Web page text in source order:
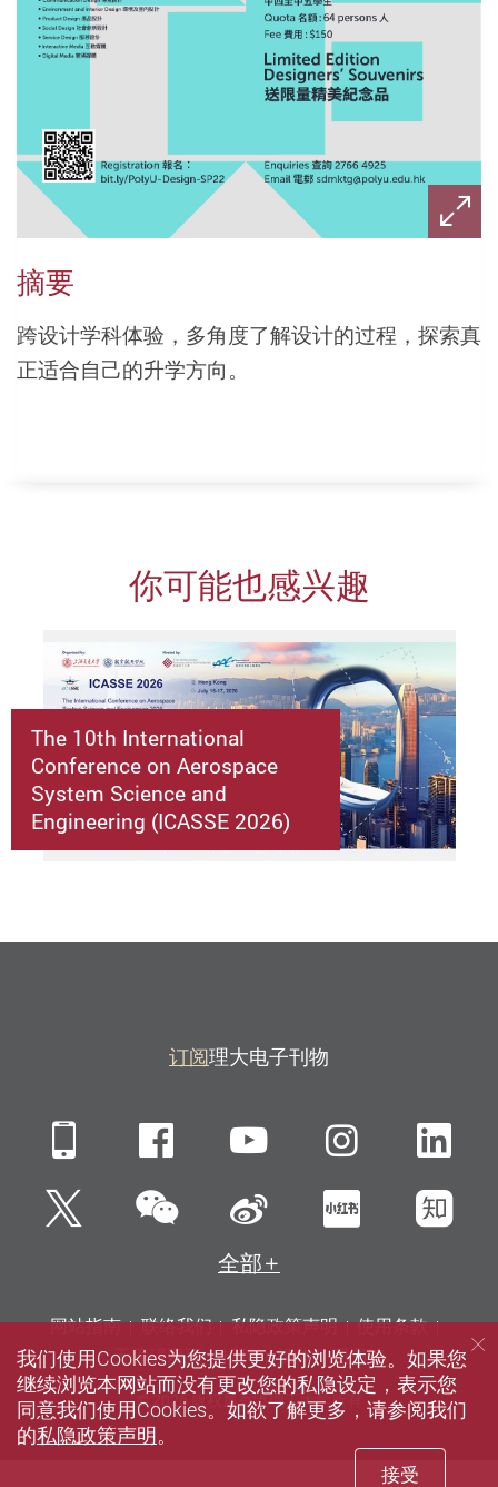
摘要
跨设计学科体验，多角度了解设计的过程，探索真
正适合自己的升学方向。
你可能也感兴趣
The 10th International
Conference on Aerospace
System Science and
Engineering (ICASSE 2026)
订阅理大电子刊物
Mobile FacebookYouTube
Twitter微信 新浪微博小红书知
全部
网站指南 联络我们 私隐政策声明
使用条款
无障碍网页
招聘 媒体 图书馆
© 2026 版权属香港理工大学所有
我们使用Cookies为您提供更好的浏览体验。如果您
继续浏览本网站而没有更改您的私隐设定，表示您
同意我们使用Cookies。如欲了解更多，请参阅我们
的私隐政策声明。
接受